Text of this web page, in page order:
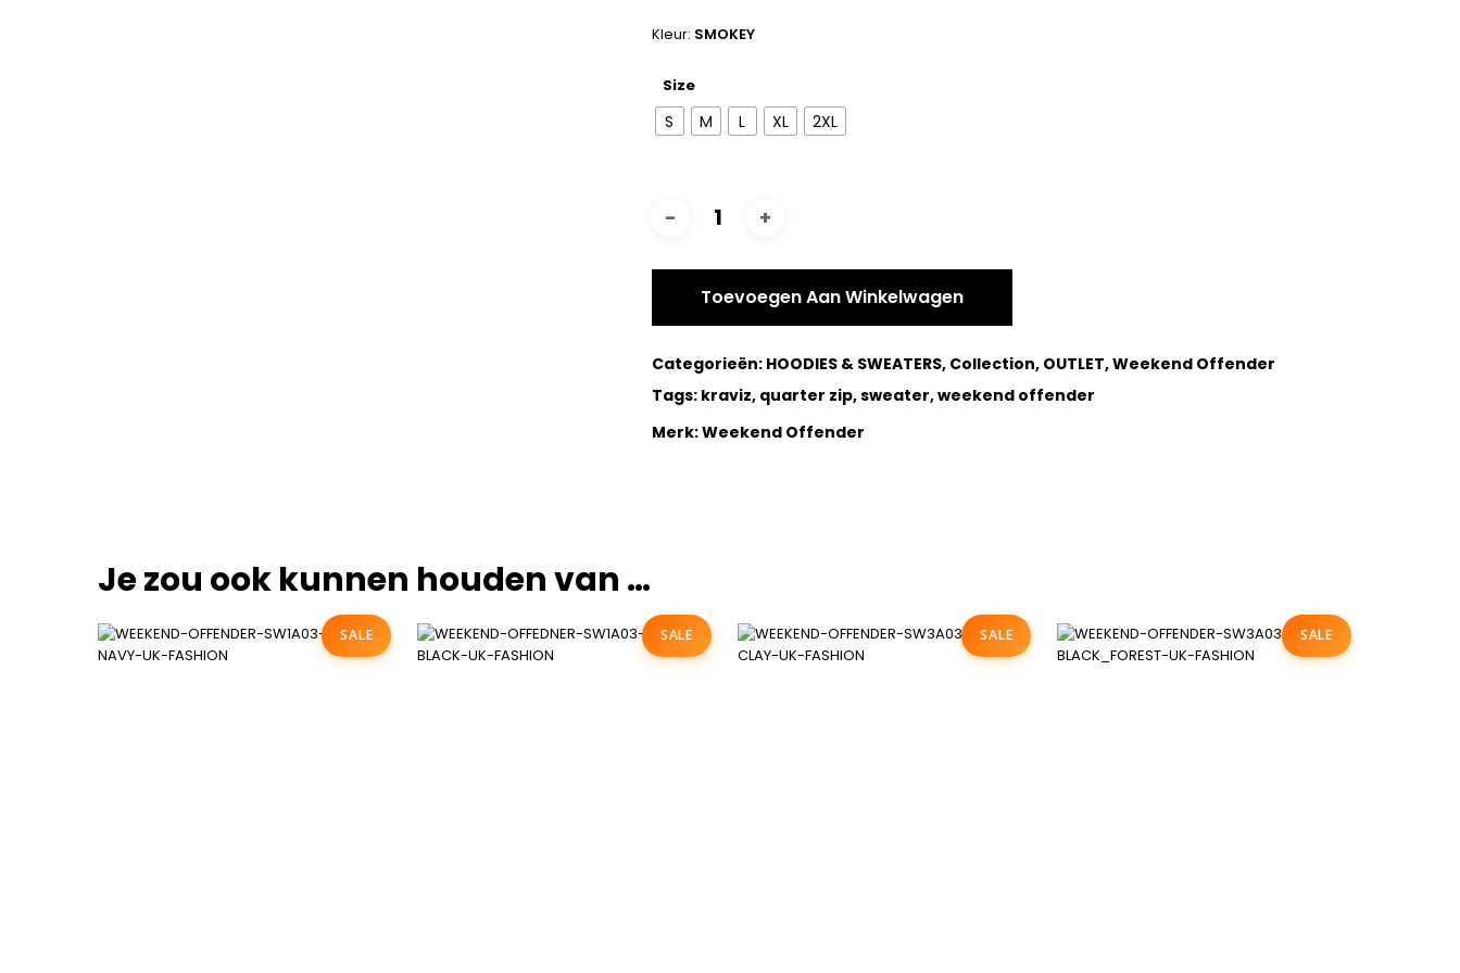
Kleur: SMOKEY
Size
S M L XL 2XL
Toevoegen Aan Winkelwagen
Categorieën: HOODIES & SWEATERS, Collection, OUTLET,Weekend Offender
Tags: kraviz, quarter zip,sweater,weekend offender
Merk:Weekend Offender
Je zou ook kunnen houden van …
SALE SALE SALE SALE